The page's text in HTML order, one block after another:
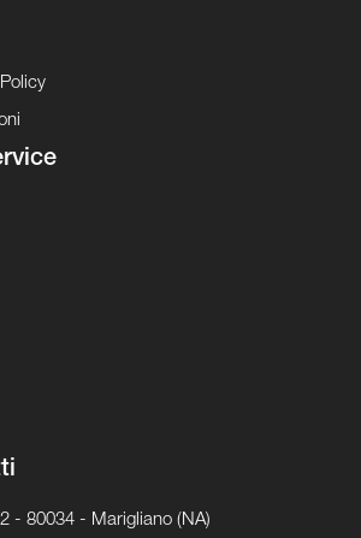
- 80034 - Marigliano (NA)